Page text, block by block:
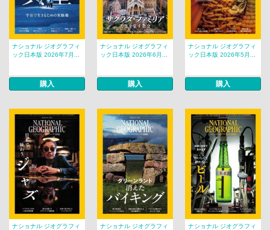
ナショナル ジオグラフィ
ック日本版 2026年7月...
購入
ナショナル ジオグラフィ
ック日本版 2026年6月...
購入
ナショナル ジオグラフィ
ック日本版 2026年5月...
購入
ナショナル ジオグラフィ
ナショナル ジオグラフィ
ナショナル ジオグラフィ